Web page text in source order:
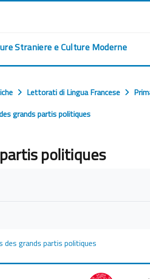
Straniere e Culture Moderne
Lettorati di Lingua Francese
grands partis politiques
politiques
des grands partis politiques